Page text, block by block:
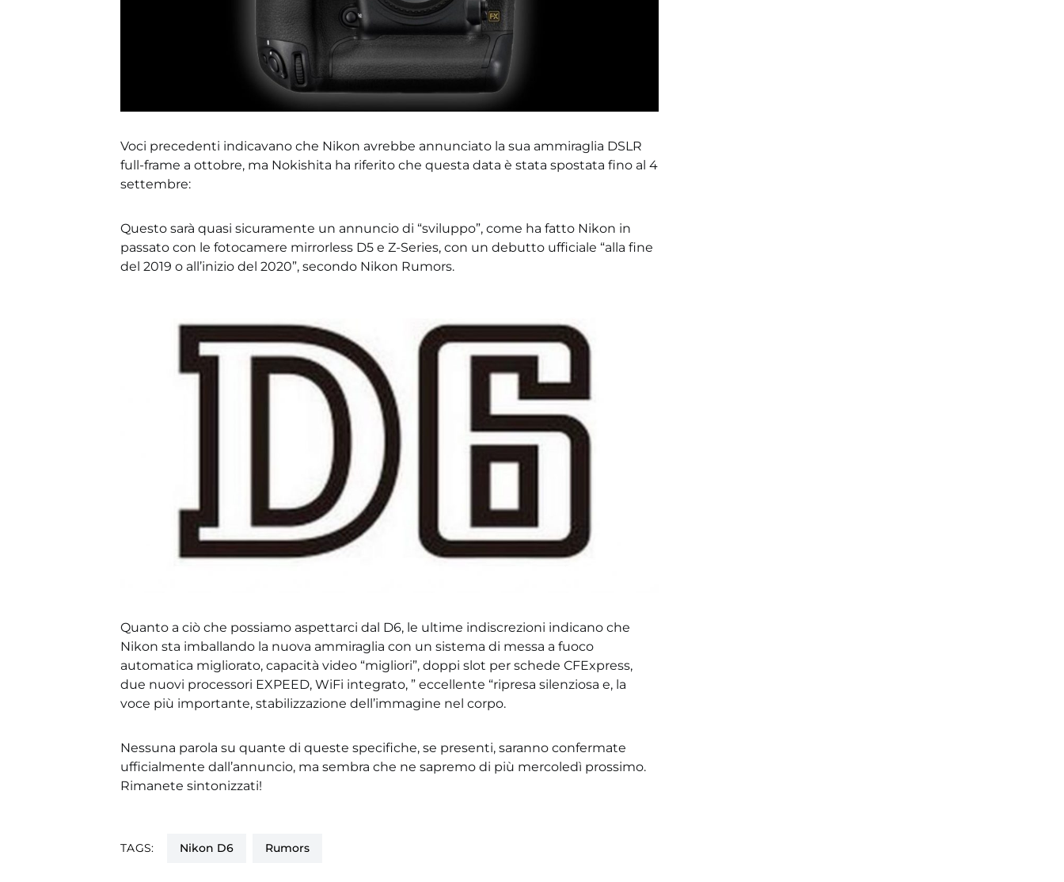
Voci precedenti indicavano che Nikon avrebbe annunciato la sua ammiraglia DSLR
full-frame a ottobre, ma Nokishita ha riferito che questa data è stata spostata fino al 4
settembre:
Questo sarà quasi sicuramente un annuncio di “sviluppo”, come ha fatto Nikon in
passato con le fotocamere mirrorless D5 e Z-Series, con un debutto ufficiale “alla fine
del 2019 o all’inizio del 2020”, secondo Nikon Rumors.
Quanto a ciò che possiamo aspettarci dal D6, le ultime indiscrezioni indicano che
Nikon sta imballando la nuova ammiraglia con un sistema di messa a fuoco
automatica migliorato, capacità video “migliori”, doppi slot per schede CFExpress,
due nuovi processori EXPEED, WiFi integrato, ” eccellente “ripresa silenziosa e, la
voce più importante, stabilizzazione dell’immagine nel corpo.
Nessuna parola su quante di queste specifiche, se presenti, saranno confermate
ufficialmente dall’annuncio, ma sembra che ne sapremo di più mercoledì prossimo.
Rimanete sintonizzati!
TAGS: Nikon D6 Rumors